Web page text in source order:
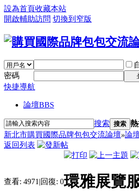
設為首頁收藏本站
開啟輔助訪問 切換到窄版
密碼
快捷導航
論壇BBS
搜索 搜索
新北市購買國際品牌包包交流論壇»論
返回列表
查看: 4971 |回復: 0環雅展覽